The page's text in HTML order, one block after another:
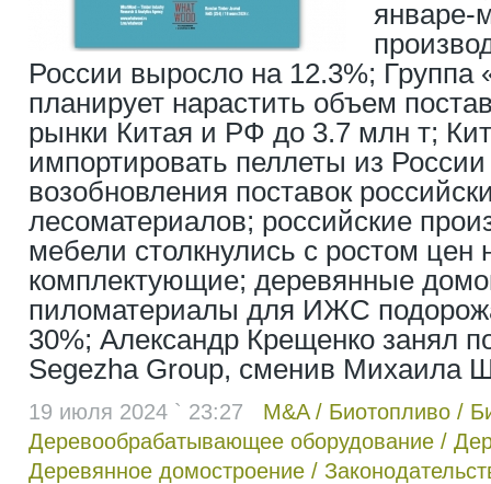
январе-
России выросло на 12.3%; Группа
планирует нарастить объем
рынки Китая и РФ до 3.7 млн т;
импортировать пеллеты из
возобновления поставок
лесоматериалов; российские
мебели столкнулись с ростом цен
комплектующие; деревянные
пиломатериалы для ИЖС
30%; Александр Крещенко занял
Segezha Group, сменив Михаила
19 июля 2024 ` 23:27 M&A/ Биотопливо /
Деревообрабатывающее оборудование /
Деревянное домостроение /